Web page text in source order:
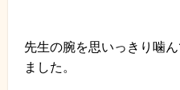
先生の腕を思いっきり噛
ました 。